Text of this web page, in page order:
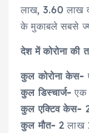
लाख, 3.60 लाख
के मुकाबले सबसे
देश में कोरोना की
कुल कोरोना केस-
कुल डिस्चार्ज- एक
कुल एक्टिव केस-
कुल मौत- 2 लाख